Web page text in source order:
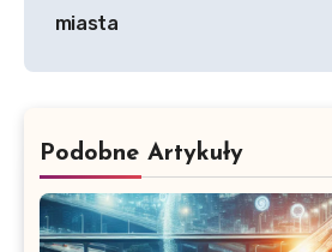
miasta
Podobne Artykuły